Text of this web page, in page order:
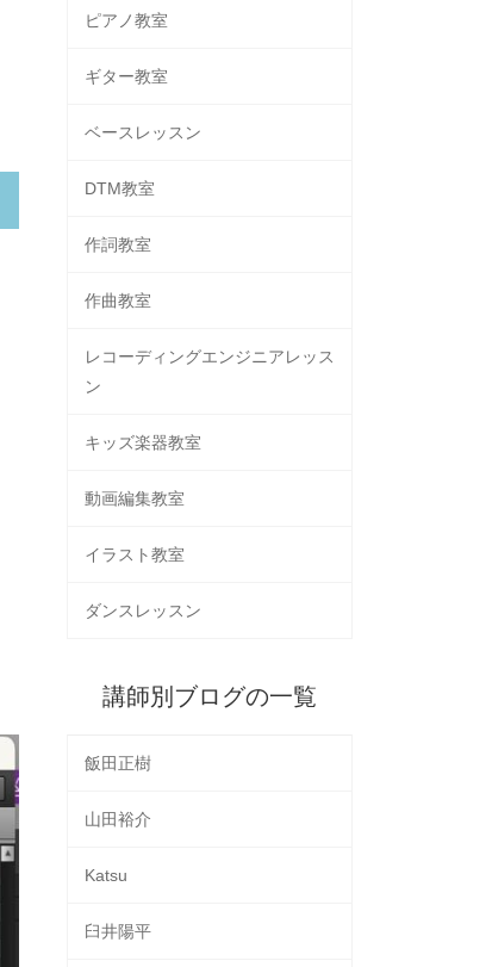
ピアノ教室
ギター教室
ベースレッスン
DTM教室
作詞教室
作曲教室
レコーディングエンジニアレッス
ン
キッズ楽器教室
動画編集教室
イラスト教室
ダンスレッスン
講師別ブログの一覧
飯田正樹
山田裕介
Katsu
臼井陽平